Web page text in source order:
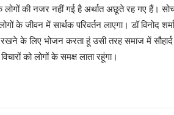
की नजर नहीं गई है अर्थात अछूते रह गए हैं।
के जीवन में सार्थक परिवर्तन लाएगा। डॉ विनोद
के लिए भोजन करता हूं उसी तरह समाज में
को लोगों के समक्ष लाता रहूंगा।